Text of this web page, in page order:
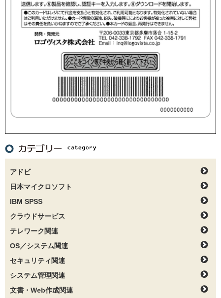
アドビ
日本マイクロソフト
IBM SPSS
クラウドサービス
テレワーク関連
OS／システム関連
セキュリティ関連
システム管理関連
文書・Web作成関連